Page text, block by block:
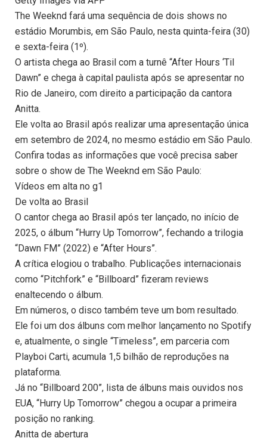
The Weeknd fará uma sequência de dois shows no
estádio Morumbis, em São Paulo, nesta quinta-feira (30)
e sexta-feira (1º).
O artista chega ao Brasil com a turnê “After Hours ‘Til
Dawn” e chega à capital paulista após se apresentar no
Rio de Janeiro, com direito a participação da cantora
Anitta.
Ele volta ao Brasil após realizar uma apresentação única
em setembro de 2024, no mesmo estádio em São Paulo.
Confira todas as informações que você precisa saber
sobre o show de The Weeknd em São Paulo:
Vídeos em alta no g1
De volta ao Brasil
O cantor chega ao Brasil após ter lançado, no início de
2025, o álbum “Hurry Up Tomorrow”, fechando a trilogia
“Dawn FM” (2022) e “After Hours”.
A crítica elogiou o trabalho. Publicações internacionais
como “Pitchfork” e “Billboard” fizeram reviews
enaltecendo o álbum.
Em números, o disco também teve um bom resultado.
Ele foi um dos álbuns com melhor lançamento no Spotify
e, atualmente, o single “Timeless”, em parceria com
Playboi Carti, acumula 1,5 bilhão de reproduções na
plataforma.
Já no “Billboard 200”, lista de álbuns mais ouvidos nos
EUA, “Hurry Up Tomorrow” chegou a ocupar a primeira
posição no ranking.
Anitta de abertura